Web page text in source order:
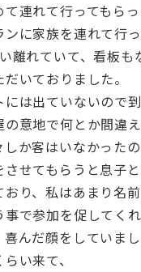
連れて行ってもら
に家族を連れて行っ
離れていて、看板も
いておりました。
は出ていないので
意地で何とか間違
か客はいなかった
せてもらうと息子
り、私はあまり名
で参加を促してくれ
んだ顔をしていまし
い来て、